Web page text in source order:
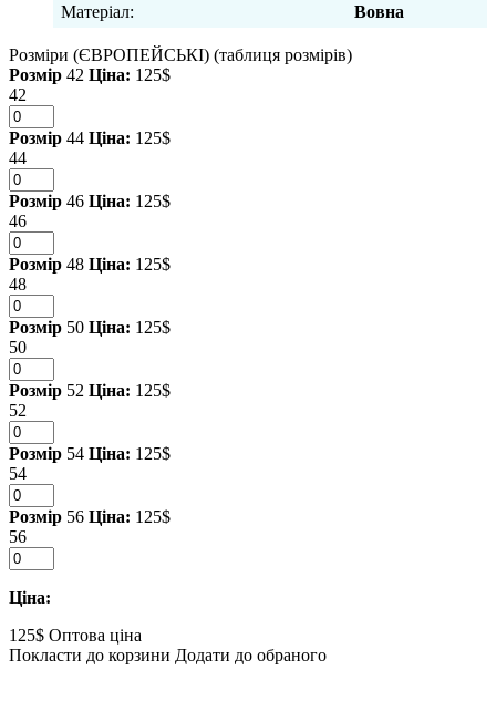
Матеріал: Вовна
Розміри (ЄВРОПЕЙСЬКІ) (таблиця розмірів)
Розмір 42 Ціна: 125$
42
Розмір 44 Ціна: 125$
44
Розмір 46 Ціна: 125$
46
Розмір 48 Ціна: 125$
48
Розмір 50 Ціна: 125$
50
Розмір 52 Ціна: 125$
52
Розмір 54 Ціна: 125$
54
Розмір 56 Ціна: 125$
56
Ціна:
125$ Оптова ціна
Покласти до корзини Додати до обраного